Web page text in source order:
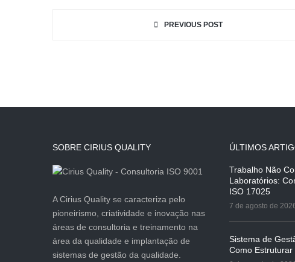
PREVIOUS POST
SOBRE CIRIUS QUALITY
A Cirius Quality se caracteriza pelo
pioneirismo, criatividade e inovação nas
áreas de consultoria e treinamento na
área da qualidade e implantação de
sistemas de gestão da qualidade.
ÚLTIMOS
Trabalho Não
Laboratórios:
ISO 17025
7 de agosto de
Sistema de
Como